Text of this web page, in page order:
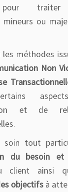
pour
mineurs ou
les méthodes
Non
et de
soin tout
du besoin
et
ainsi
objectifs à